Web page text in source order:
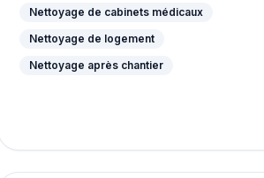
Nettoyage de cabinets médicaux
Nettoyage de logement
Nettoyage après chantier